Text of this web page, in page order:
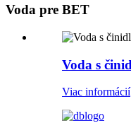
Voda pre BET
Voda s
Viac informácií